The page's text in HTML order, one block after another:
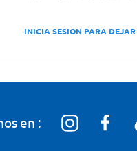
INICIA SESION PARA DEJAR
en :